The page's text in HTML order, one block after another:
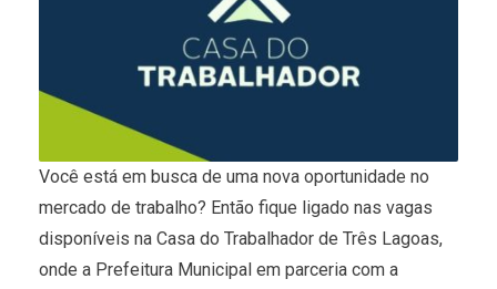
Você está em busca de uma nova oportunidade no
mercado de trabalho? Então fique ligado nas vagas
disponíveis na Casa do Trabalhador de Três Lagoas,
onde a Prefeitura Municipal em parceria com a